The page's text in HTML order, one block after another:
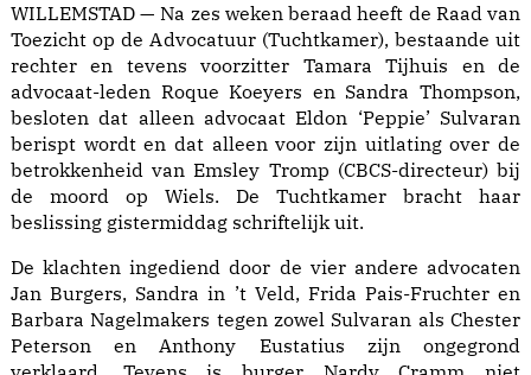
WILLEMSTAD — Na zes weken beraad heeft de Raad van
Toezicht op de Advocatuur (Tuchtkamer), bestaande uit
rechter en tevens voorzitter Tamara Tijhuis en de
advocaat-leden Roque Koeyers en Sandra Thompson,
besloten dat alleen advocaat Eldon ‘Peppie’ Sulvaran
berispt wordt en dat alleen voor zijn uitlating over de
betrokkenheid van Emsley Tromp (CBCS-directeur) bij
de moord op Wiels. De Tuchtkamer bracht haar
beslissing gistermiddag schriftelijk uit.
De klachten ingediend door de vier andere advocaten
Jan Burgers, Sandra in ’t Veld, Frida Pais-Fruchter en
Barbara Nagelmakers tegen zowel Sulvaran als Chester
Peterson en Anthony Eustatius zijn ongegrond